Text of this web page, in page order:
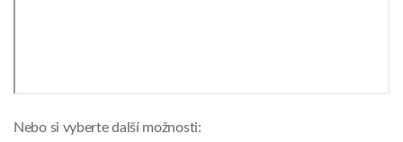
Nebo si vyberte další možnosti: